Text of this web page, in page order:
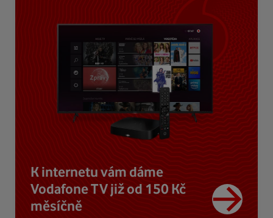
K internetu vám dáme
Vodafone TV již od 150 Kč
měsíčně